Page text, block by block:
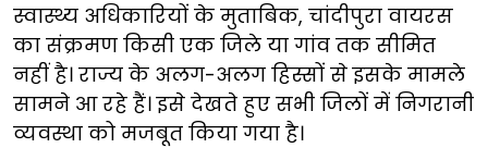
स्वास्थ्य अधिकारियों के मुताबिक, चांदीपुरा वायरस
का संक्रमण किसी एक जिले या गांव तक सीमित
नहीं है। राज्य के अलग-अलग हिस्सों से इसके मामले
सामने आ रहे हैं। इसे देखते हुए सभी जिलों में निगरानी
व्यवस्था को मजबूत किया गया है।